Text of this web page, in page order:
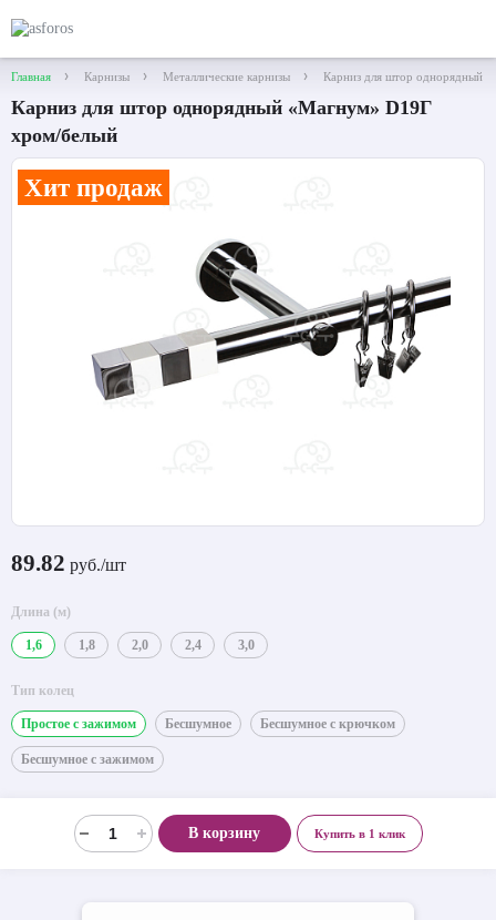
Главная Карнизы Металлические карнизы Карниз для штор однорядный
Карниз для штор однорядный «Магнум» D19Г
хром/белый
Хит продаж
89.82 руб./шт
Длина (м)
1,6 1,8 2,0 2,4 3,0
Тип колец
Простое с зажимом Бесшумное Бесшумное с крючком
Бесшумное с зажимом
В корзину Купить в 1 клик